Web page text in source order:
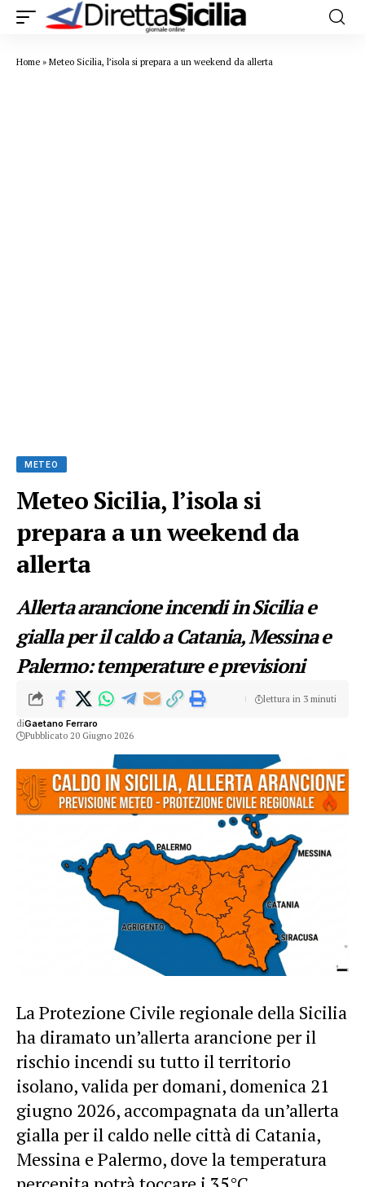
Home » Meteo Sicilia, l’isola si prepara a un weekend da allerta
METEO
Meteo Sicilia, l’isola si
prepara a un weekend da
allerta
Allerta arancione incendi in Sicilia e
gialla per il caldo a Catania, Messina e
Palermo: temperature e previsioni
diGaetano Ferraro
Pubblicato 20 Giugno 2026
lettura in 3 minuti
La Protezione Civile regionale della Sicilia
ha diramato un’allerta arancione per il
rischio incendi su tutto ilterritorio
isolano, valida per domani, domenica 21
giugno 2026, accompagnata da un’allerta
gialla per il caldo nelle città di Catania,
Messina e Palermo, dove la temperatura